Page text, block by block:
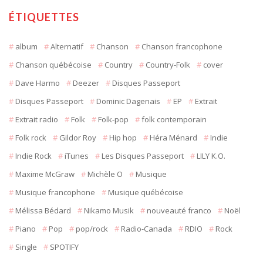
ÉTIQUETTES
album Alternatif Chanson
Chanson francophone
Chanson québécoise
Country Country-Folk
cover
Dave Harmo
Deezer
Disques Passeport
Disques Passeport
Dominic Dagenais EP
Extrait
Extrait radio
Folk Folk-pop
folk contemporain
Folk rock
Gildor Roy Hip hop Héra Ménard
Indie
Indie Rock
iTunes Les Disques Passeport
LILY K.O.
Maxime McGraw
Michèle O
Musique
Musique francophone
Musique québécoise
Mélissa Bédard
Nikamo Musik nouveauté franco
Noël
Piano
Pop pop/rock Radio-Canada RDIO
Rock
Single
SPOTIFY